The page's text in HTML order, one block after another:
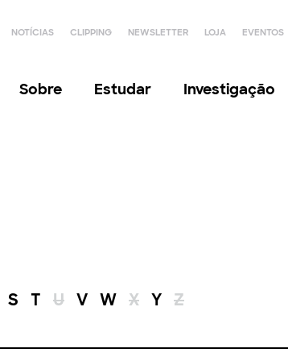
NOTÍCIAS CLIPPING NEWSLETTER LOJA EVENTOS
Sobre Estudar Investigação
S T U V W X Y Z